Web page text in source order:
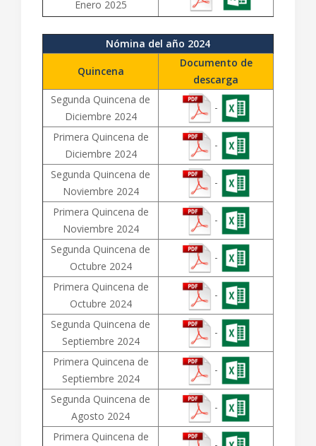
Enero 2025
Nómina del año 2024
Quincena
Documento de
descarga
Segunda Quincena de
Diciembre 2024
-
Primera Quincena de
Diciembre 2024
-
Segunda Quincena de
Noviembre 2024
-
Primera Quincena de
Noviembre 2024
-
Segunda Quincena de
Octubre 2024
-
Primera Quincena de
Octubre 2024
-
Segunda Quincena de
Septiembre 2024
-
Primera Quincena de
Septiembre 2024
-
Segunda Quincena de
Agosto 2024
-
Primera Quincena de